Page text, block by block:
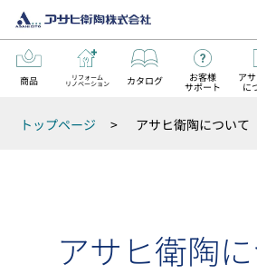
商品 リフォーム
リノベーション カタログ お客様
サポート
ア
に
トップページ > アサヒ衛陶について
アサヒ衛陶